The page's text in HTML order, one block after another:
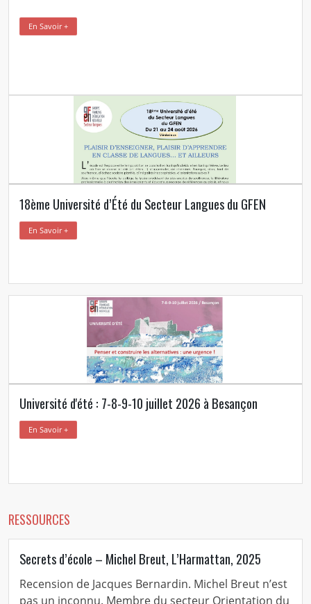
En Savoir +
18ème Université d’Été du Secteur Langues du GFEN
En Savoir +
Université d'été : 7-8-9-10 juillet 2026 à Besançon
En Savoir +
RESSOURCES
Secrets d’école – Michel Breut, L’Harmattan, 2025
Recension de Jacques Bernardin. Michel Breut n’est
pas un inconnu. Membre du secteur Orientation du